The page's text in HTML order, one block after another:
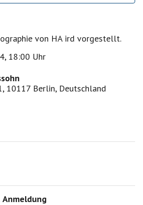
von HA ird vorgestellt.
18:00 Uhr
10117 Berlin, Deutschland